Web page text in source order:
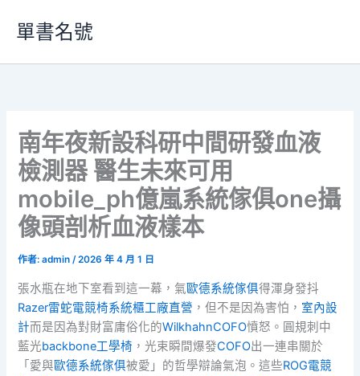
要
單書名號
南年夜新設科研中間研發血液
檢測器 醫生未來可用
mobile_ph億嵐系統傢俱one攝
像頭剖析血液樣本
作者:admin/2026 年 4 月 1 日
張水瓶在地下室看到這一幕，氣歐德系統傢俱得渾身發抖
Razer雷蛇電競椅系統櫃工廠直營 ，但不是因為害怕， 室內設
計而是因為對財富庸俗化的WilkhahnCOFO憤怒。圓規刺中
藍光backbone工學椅 ，光束瞬間爆發COFO出一連串關於
「愛與歐德系統傢俱被愛」的哲學辯論氣泡。這些ROG電競